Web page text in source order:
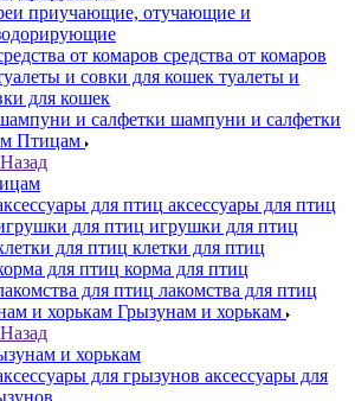
приучающие, отучающие и
средства от комаров
туалеты и
для кошек
шампуни и салфетки
Птицам
Назад
аксессуары для птиц
игрушки для птиц
клетки для птиц
корма для птиц
лакомства для птиц
Грызунам и хорькам
Назад
и хорькам
аксессуары для